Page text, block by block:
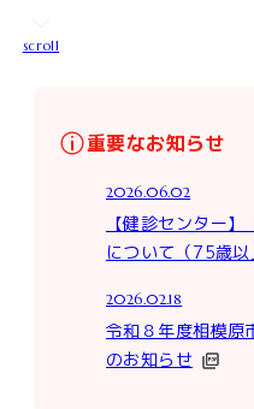
scroll
重要なお知らせ
2026.06.02
【健診センター
について（75歳以
2026.02.18
令和８年度相模
のお知らせ